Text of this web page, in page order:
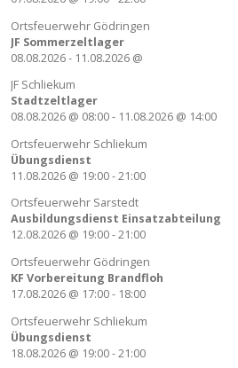
Ortsfeuerwehr Gödringen
JF Sommerzeltlager
08.08.2026- 11.08.2026 @
JF Schliekum
Stadtzeltlager
08.08.2026 @ 08:00- 11.08.2026 @ 14:00
Ortsfeuerwehr Schliekum
Übungsdienst
11.08.2026 @ 19:00-21:00
Ortsfeuerwehr Sarstedt
Ausbildungsdienst Einsatzabteilung
12.08.2026 @ 19:00-21:00
Ortsfeuerwehr Gödringen
KF Vorbereitung Brandfloh
17.08.2026 @ 17:00- 18:00
Ortsfeuerwehr Schliekum
Übungsdienst
18.08.2026 @ 19:00-21:00